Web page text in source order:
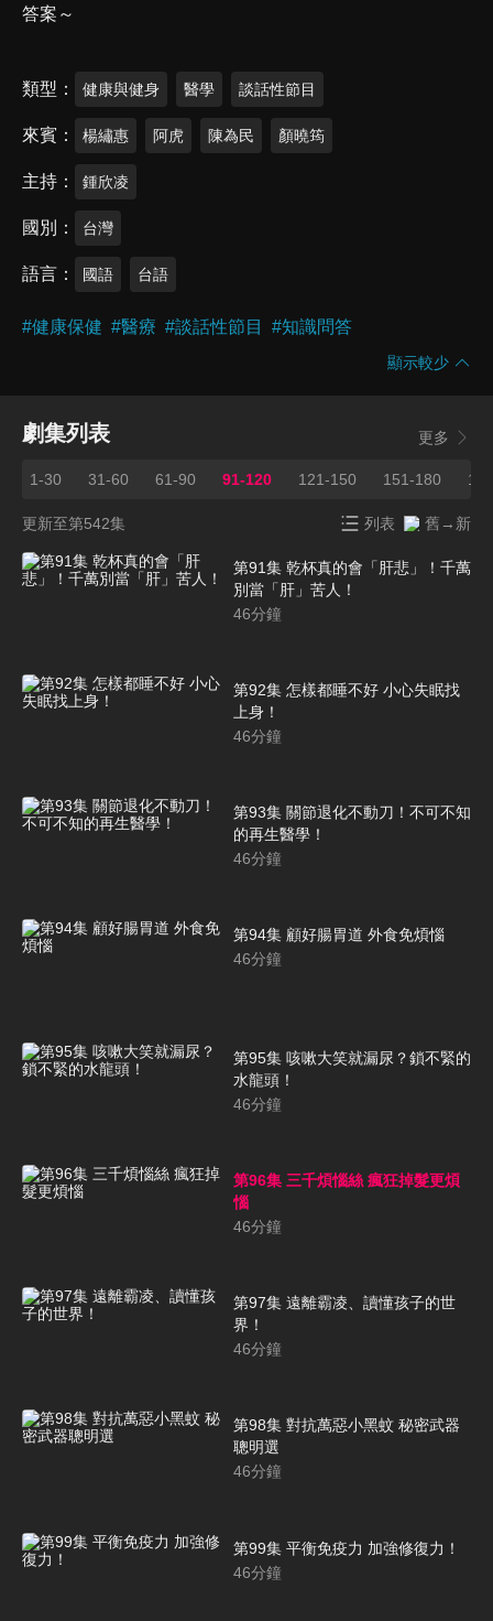
答案～
類型 健康與健身 醫學 談話性節目
來賓 楊繡惠 阿虎 陳為民 顏曉筠
主持 鍾欣凌
國別 台灣
語言 國語 台語
#健康保健 #醫療 #談話性節目 #知識問答
顯示較少
劇集列表 更多
1-30 31-60 61-90 91-120 121-150 151-180
更新至第542集 列表 舊→新
第91集 乾杯真的會「肝悲」！千萬
別當「肝」苦人！
46分鐘
第92集 怎樣都睡不好 小心失眠找
上身！
46分鐘
第93集 關節退化不動刀！不可不知
的再生醫學！
46分鐘
第94集 顧好腸胃道 外食免煩惱
46分鐘
第95集 咳嗽大笑就漏尿？鎖不緊的
水龍頭！
46分鐘
第96集 三千煩惱絲 瘋狂掉髮更煩
惱
46分鐘
第97集 遠離霸凌、讀懂孩子的世
界！
46分鐘
第98集 對抗萬惡小黑蚊 秘密武器
聰明選
46分鐘
第99集 平衡免疫力 加強修復力！
46分鐘